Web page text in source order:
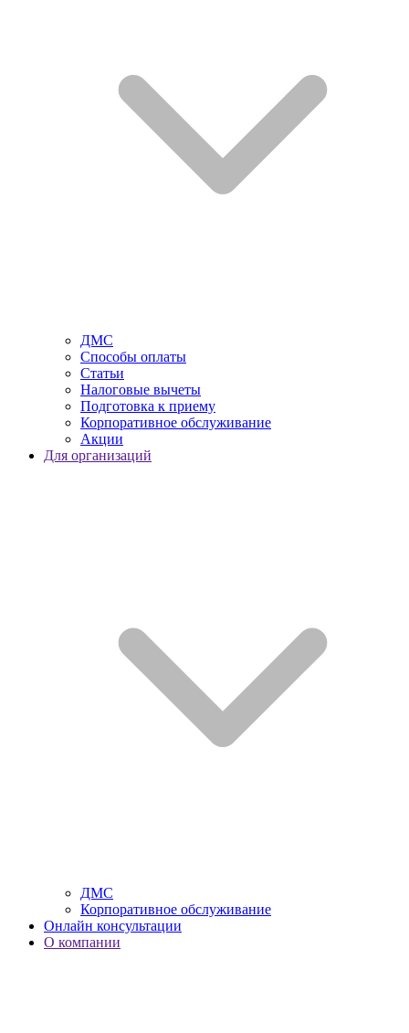
ДМС
Способы оплаты
Статьи
Налоговые вычеты
Подготовка к приему
Корпоративное обслуживание
Акции
Для организаций
ДМС
Корпоративное обслуживание
Онлайн консультации
О компании